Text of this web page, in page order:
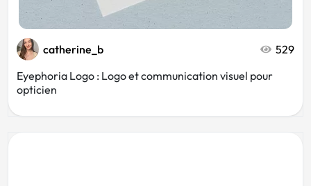
catherine_b
529
Eyephoria Logo : Logo et communication visuel pour
opticien